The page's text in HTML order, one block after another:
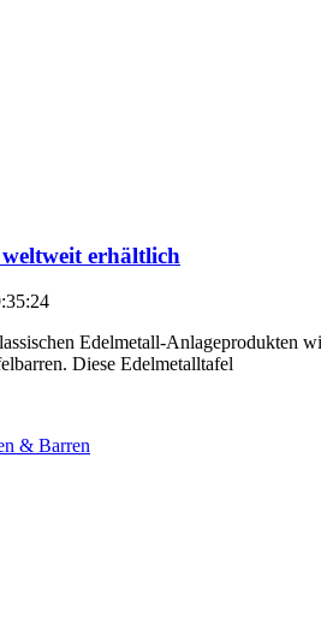
erhältlich
Edelmetall-Anlageprodukten
Diese Edelmetalltafel
& Barren